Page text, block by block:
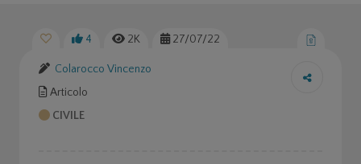
4 2K 27/07/22
Colarocco Vincenzo
Articolo
CIVILE